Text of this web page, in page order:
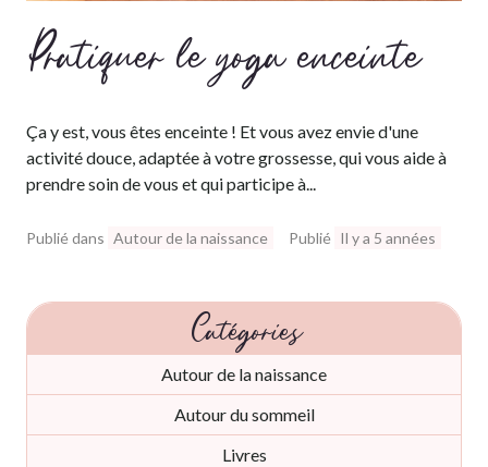
Pratiquer le yoga enceinte
Ça y est, vous êtes enceinte ! Et vous avez envie d'une
activité douce, adaptée à votre grossesse, qui vous aide à
prendre soin de vous et qui participe à...
Publié dans Autour de la naissance Publié Il y a 5 années
Catégories
Autour de la naissance
Autour du sommeil
Livres